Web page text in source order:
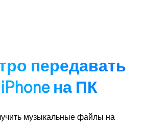
передавать
на ПК
музыкальные файлы на